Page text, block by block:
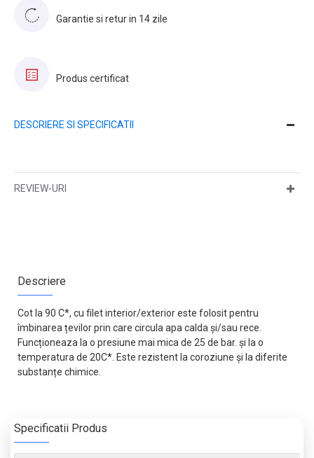
Garantie si retur in 14 zile
Produs certificat
DESCRIERE SI SPECIFICATII
REVIEW-URI
Descriere
Cot la 90 C*, cu filet interior/exterior este folosit pentru
îmbinarea țevilor prin care circula apa calda și/sau rece.
Funcționeaza la o presiune mai mica de 25 de bar. și la o
temperatura de 20C*. Este rezistent la coroziune și la diferite
substanțe chimice.
Specificatii Produs